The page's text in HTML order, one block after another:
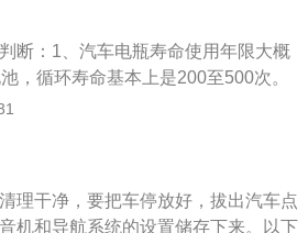
能。2、分类：电瓶分为普通蓄电
断：1、汽车电瓶寿命使用年限大概
，循环寿命基本上是200至500次。
，循环寿命会高一点，有400到800
当长期不使用汽车时，车主应该将车
这样能够有效防止电瓶出现亏电的情
车载设备或外接电源；夜间停车一
理干净，要把车停放好，拔出汽车点
机和导航系统的设置储存下来。以下